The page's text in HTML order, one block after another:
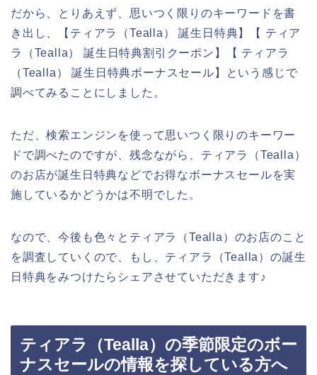
だから、とりあえず、思いつく限りのキーワードを書
き出し、【ティアラ（Tealla） 誕生日特典】【 ティア
ラ（Tealla） 誕生日特典割引クーポン】【 ティアラ
（Tealla） 誕生日特典ボーナスセール】という感じで
調べてみることにしました。
ただ、検索エンジンを使って思いつく限りのキーワー
ドで調べたのですが、残念ながら、ティアラ（Tealla）
のお店が誕生日特典などでお得なボーナスセールを実
施しているかどうかは不明でした。
なので、今後も色々とティアラ（Tealla）のお店のこと
を調査していくので、もし、ティアラ（Tealla）の誕生
日特典をみつけたらシェアさせていただきます♪
ティアラ（Tealla）の季節限定のボー
ナスセールの情報を探している方へ